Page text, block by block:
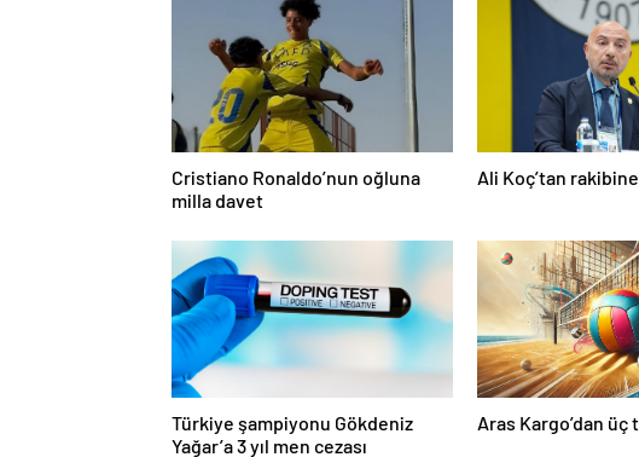
Cristiano Ronaldo’nun oğluna
milla davet
Ali Koç’tan
Türkiye şampiyonu Gökdeniz
Yağar’a 3 yıl men cezası
Aras Kargo’dan üç